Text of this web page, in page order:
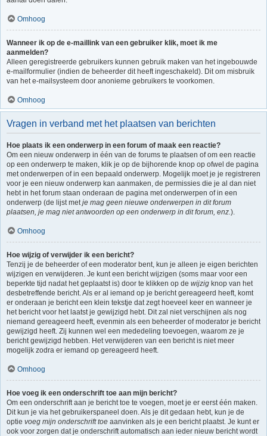
Omhoog
Wanneer ik op de e-maillink van een gebruiker klik, moet ik me
aanmelden?
Alleen geregistreerde gebruikers kunnen gebruik maken van het ingebouwde
e-mailformulier (indien de beheerder dit heeft ingeschakeld). Dit om misbruik
van het e-mailsysteem door anonieme gebruikers te voorkomen.
Omhoog
Vragen in verband met het plaatsen van berichten
Hoe plaats ik een onderwerp in een forum of maak een reactie?
Om een nieuw onderwerp in één van de forums te plaatsen of om een reactie
op een onderwerp te maken, klik je op de bijhorende knop op ofwel de pagina
met onderwerpen of in een bepaald onderwerp. Mogelijk moet je je registreren
voor je een nieuw onderwerp kan aanmaken, de permissies die je al dan niet
hebt in het forum staan onderaan de pagina met onderwerpen of in een
onderwerp (de lijst metje mag geen nieuwe onderwerpen in dit forum
plaatsen, je mag niet antwoorden op een onderwerp in dit forum, enz.).
Omhoog
Hoe wijzig of verwijder ik een bericht?
Tenzij je de beheerder of een moderator bent, kun je alleen je eigen berichten
wijzigen en verwijderen. Je kunt een bericht wijzigen (soms maar voor een
beperkte tijd nadat het geplaatst is) door te klikken op de wijzig knop van het
desbetreffende bericht. Als er al iemand op je bericht gereageerd heeft, komt
er onderaan je bericht een klein tekstje dat zegt hoeveel keer en wanneer je
het bericht voor het laatst je gewijzigd hebt. Dit zal niet verschijnen als nog
niemand gereageerd heeft, evenmin als een beheerder of moderator je bericht
gewijzigd heeft. Zij kunnen wel een mededeling toevoegen, waarom ze je
bericht gewijzigd hebben. Het verwijderen van een bericht is niet meer
mogelijk zodra er iemand op gereageerd heeft.
Omhoog
Hoe voeg ik een onderschrift toe aan mijn bericht?
Om een onderschrift aan je bericht toe te voegen, moet je er eerst één maken.
Dit kun je via het gebruikerspaneel doen. Als je dit gedaan hebt, kun je de
optie voeg mijn onderschrift toe aanvinken als je een bericht plaatst. Je kunt er
ook voor zorgen dat je onderschrift automatisch aan ieder nieuw bericht wordt